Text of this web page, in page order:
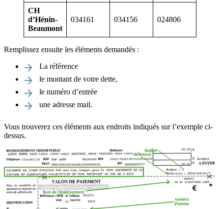
CH
d’Hénin-
Beaumont
034161 034156 024806
Remplissez ensuite les éléments demandés :
La référence
le montant de votre dette,
le numéro d’entrée
une adresse mail.
Vous trouverez ces éléments aux endroits indiqués sur l’exemple ci-
dessus.